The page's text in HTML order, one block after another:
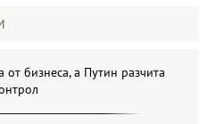
бизнеса, а Путин разчита